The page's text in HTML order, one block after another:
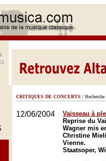
CRITIQUES DE CONCERTS / Recherche
12/06/2004
Vaisseau à
Reprise du
Wagner mis
Christine
Vienne.
Staatsoper,